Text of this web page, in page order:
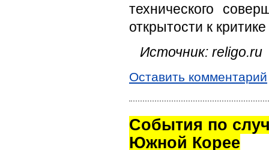
технического
открытости к
Источник: religo.ru
Оставить комментарий
Cобытия по
Южной Корее